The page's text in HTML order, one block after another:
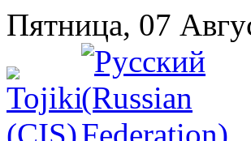
Пятница, 07